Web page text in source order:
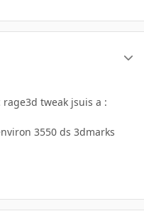
tweak jsuis a :
3550 ds 3dmarks